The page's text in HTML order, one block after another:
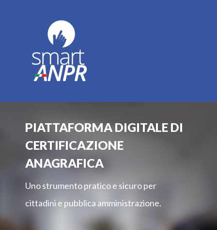
PIATTAFORMA DIGITALE DI
CERTIFICAZIONE
ANAGRAFICA
Uno strumento pratico e sicuro per
cittadini e pubblica amministrazione.